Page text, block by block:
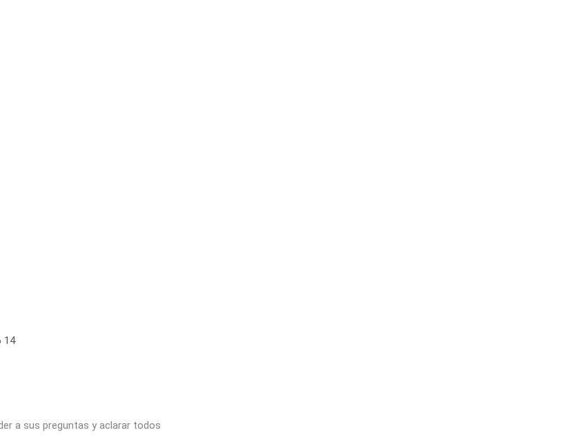
14
a sus preguntas y aclarar todos